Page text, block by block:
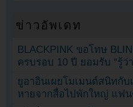
ข่าวอัพเดท
BLACKPINK ขอโทษ
ครบรอบ 10 ปี ยอมรับ “รู้ว่
ยูอาอินเผยโมเมนต์สนิทกั
หายจากสื่อไปพักใหญ่ แฟ